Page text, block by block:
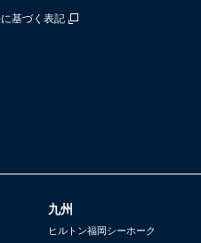
基づく表記
九州
ヒルトン福岡シーホーク